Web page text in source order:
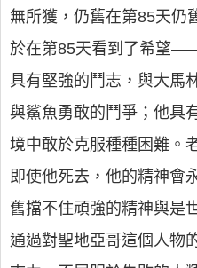
無所獲，仍舊在第85天仍
於在第85天看到了希望
具有堅強的鬥志，與大馬
與鯊魚勇敢的鬥爭；他具
境中敢於克服種種困難。
即使他死去，他的精神會
舊擋不住頑強的精神與是
通過對聖地亞哥這個人物